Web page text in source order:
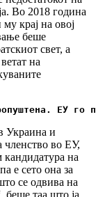
Во 2018 година
му крај на овој
беше
свет, а
на
ЕУ го
Украина и
членство во ЕУ,
кандидатура на
е сето она за
се одвива на
беше таа што ја